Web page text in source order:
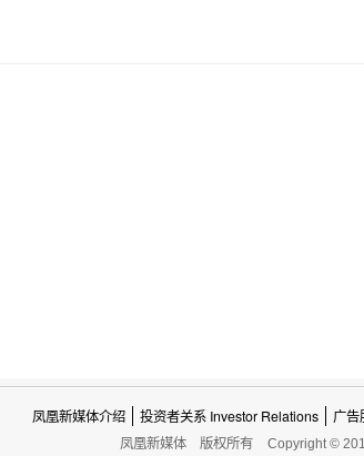
凤凰新媒体介绍 投资者关系 Investor Relations 广告
凤凰新媒体 版权所有 Copyright ©